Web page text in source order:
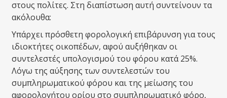
στους πολίτες. Στη διαπίστωση αυτή συντείνουν τα
ακόλουθα:
Υπάρχει πρόσθετη φορολογική επιβάρυνση για τους
ιδιοκτήτες οικοπέδων, αφού αυξήθηκαν οι
συντελεστές υπολογισμού του φόρου κατά 25%.
Λόγω της αύξησης των συντελεστών του
συμπληρωματικού φόρου και της μείωσης του
αφορολογήτου ορίου στο συμπληρωματικό φόρο,